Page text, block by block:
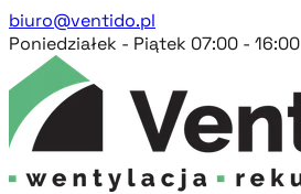
biuro@ventido.pl
Poniedziałek - Piątek 07:00 - 16:00